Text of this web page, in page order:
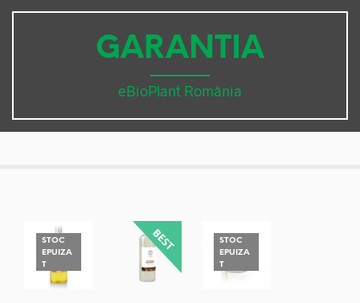
GARANTIA
eBioPlant România
STOC
EPUIZA
T
STOC
EPUIZA
T